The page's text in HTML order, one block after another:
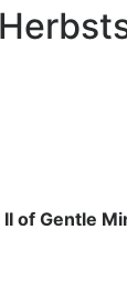
II of Gentle